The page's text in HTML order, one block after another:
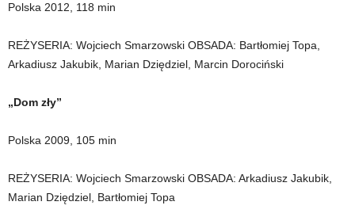
Polska 2012, 118 min
REŻYSERIA: Wojciech Smarzowski OBSADA: Bartłomiej Topa,
Arkadiusz Jakubik, Marian Dziędziel, Marcin Dorociński
„Dom zły”
Polska 2009, 105 min
REŻYSERIA: Wojciech Smarzowski OBSADA: Arkadiusz Jakubik,
Marian Dziędziel, Bartłomiej Topa